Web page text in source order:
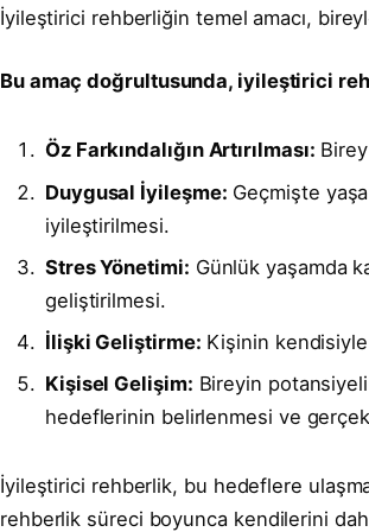
İyileştirici rehberliğin temel amacı,
Bu amaç doğrultusunda, iyileştirici
Öz Farkındalığın Artırılması:
Duygusal İyileşme: Geçmişte
iyileştirilmesi.
Stres Yönetimi: Günlük yaşamda
geliştirilmesi.
İlişki Geliştirme: Kişinin
Kişisel Gelişim: Bireyin
hedeflerinin belirlenmesi ve
İyileştirici rehberlik, bu hedeflere
rehberlik süreci boyunca kendilerini